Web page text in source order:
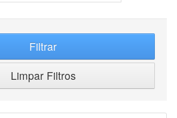
Filtrar
Limpar Filtros